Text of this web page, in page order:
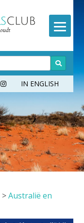
 IN ENGLISH
>Australië en